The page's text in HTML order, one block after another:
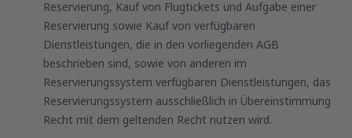
Reservierung, Kauf von Flugtickets und Aufgabe einer
Reservierung sowie Kauf von verfügbaren
Dienstleistungen, die in den vorliegenden AGB
beschrieben sind, sowie von anderen im
Reservierungssystem verfügbaren Dienstleistungen, das
Reservierungssystem ausschließlich in Übereinstimmung
Recht mit dem geltenden Recht nutzen wird.